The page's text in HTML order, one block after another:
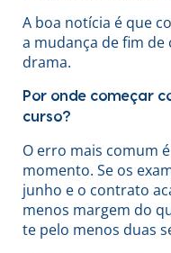
A boa notícia é que
a mudança de fim
drama.
Por onde começar
curso?
O erro mais comum
momento. Se os
junho e o contrato
menos margem do
te pelo menos duas